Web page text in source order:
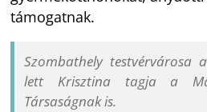
támogatnak.
Szombathely testvérvárosa
lett Krisztina tagja a
Társaságnak is.